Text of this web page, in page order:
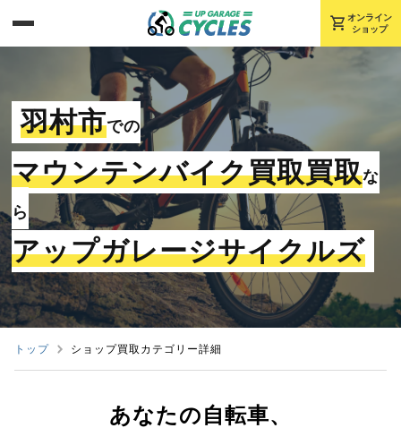
shopping_cart オンライン
ショップ
羽村市での
マウンテンバイク買取買取な
ら
アップガレージサイクルズ
トップ ショップ買取カテゴリー詳細
あなたの自転車、